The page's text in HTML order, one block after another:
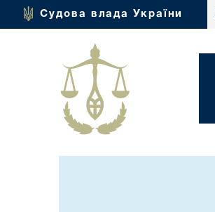
Судова влада України